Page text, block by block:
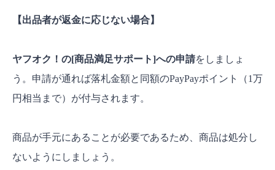
【出品者が返金に応じない場合】
ヤフオク！の[商品満足サポート]への申請をしましょ
う。申請が通れば落札金額と同額のPayPayポイント（1万
円相当まで）が付与されます。
商品が手元にあることが必要であるため、商品は処分し
ないようにしましょう。